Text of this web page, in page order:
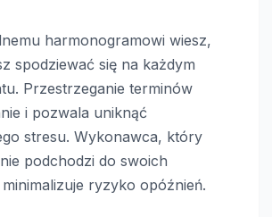
harmonogramowi wiesz,
spodziewać się na każdym
Przestrzeganie terminów
i pozwala uniknąć
stresu. Wykonawca, który
podchodzi do swoich
ryzyko opóźnień.